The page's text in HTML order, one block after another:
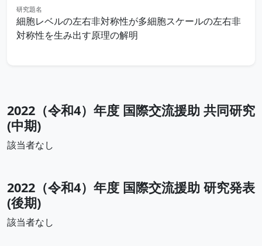
研究題名
細胞レベルの左右非対称性が多細胞スケールの左右非
対称性を生み出す原理の解明
2022（令和4）年度 国際交流援助 共同研究
(中期)
該当者なし
2022（令和4）年度 国際交流援助 研究発表
(後期)
該当者なし